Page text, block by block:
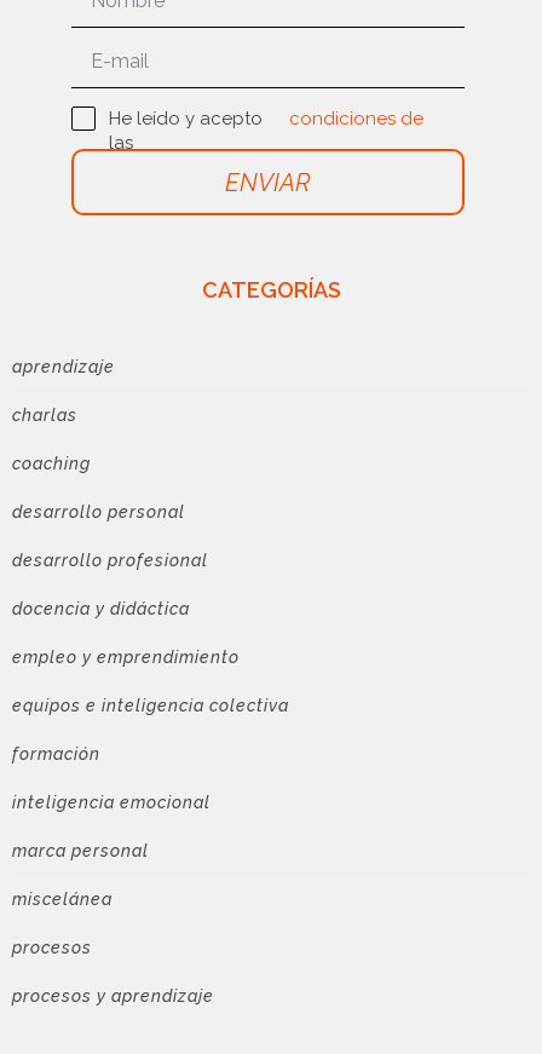
ENVIAR
He leído y acepto
las
condiciones de
uso
CATEGORÍAS
aprendizaje
charlas
coaching
desarrollo personal
desarrollo profesional
docencia y didáctica
empleo y emprendimiento
equipos e inteligencia colectiva
formación
inteligencia emocional
marca personal
miscelánea
procesos
procesos y aprendizaje